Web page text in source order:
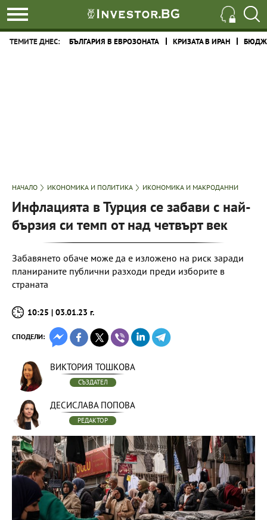
ТЕМИТЕ ДНЕС: БЪЛГАРИЯ В ЕВРОЗОНАТА КРИЗАТА В ИРАН
НАЧАЛО ИКОНОМИКА И ПОЛИТИКА ИКОНОМИКА И МАКРОДАННИ
Инфлацията в Турция се забави с най-
бързия си темп от над четвърт век
Забавянето обаче може да е изложено на риск заради
планираните публични разходи преди изборите в
страната
10:25 | 03.01.23 г.
СПОДЕЛИ:
ВИКТОРИЯ ТОШКОВА
СЪЗДАТЕЛ
ДЕСИСЛАВА ПОПОВА
РЕДАКТОР